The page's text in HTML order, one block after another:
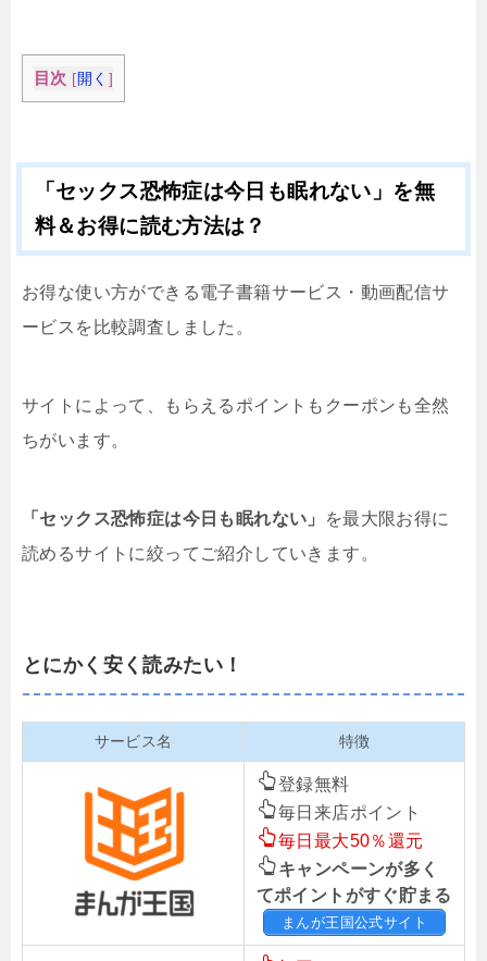
目次 [開く ]
「セックス恐怖症は今日も眠れない」を無
料＆お得に読む方法は？
お得な使い方ができる電子書籍サービス・動画配信サ
ービスを比較調査しました。
サイトによって、もらえるポイントもクーポンも全然
ちがいます。
「セックス恐怖症は今日も眠れない」
を最大限お得に
読めるサイトに絞ってご紹介していきます。
とにかく安く読みたい！
サービス名 特徴
登録無料
毎日来店ポイント
毎日最大50％還元
キャンペーンが多く
てポイントがすぐ貯まる
まんが王国公式サイト